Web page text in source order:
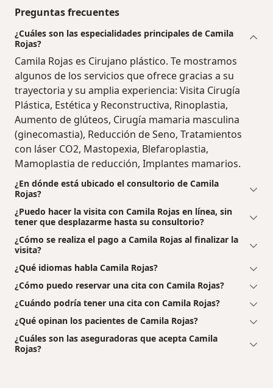
Preguntas frecuentes
¿Cuáles son las especialidades principales de Camila
Rojas?
Camila Rojas es Cirujano plástico. Te mostramos
algunos de los servicios que ofrece gracias a su
trayectoria y su amplia experiencia: Visita Cirugía
Plástica, Estética y Reconstructiva, Rinoplastia,
Aumento de glúteos, Cirugía mamaria masculina
(ginecomastia), Reducción de Seno, Tratamientos
con láser CO2, Mastopexia, Blefaroplastia,
Mamoplastia de reducción, Implantes mamarios.
¿En dónde está ubicado el consultorio de Camila
Rojas?
¿Puedo hacer la visita con Camila Rojas en línea, sin
tener que desplazarme hasta su consultorio?
¿Cómo se realiza el pago a Camila Rojas al finalizar la
visita?
¿Qué idiomas habla Camila Rojas?
¿Cómo puedo reservar una cita con Camila Rojas?
¿Cuándo podría tener una cita con Camila Rojas?
¿Qué opinan los pacientes de Camila Rojas?
¿Cuáles son las aseguradoras que acepta Camila
Rojas?